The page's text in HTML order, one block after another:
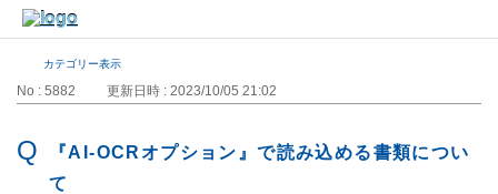
カテゴリー表示
No : 5882 更新日時 : 2023/10/05 21:02
『AI-OCRオプション』で読み込める書類につい
て